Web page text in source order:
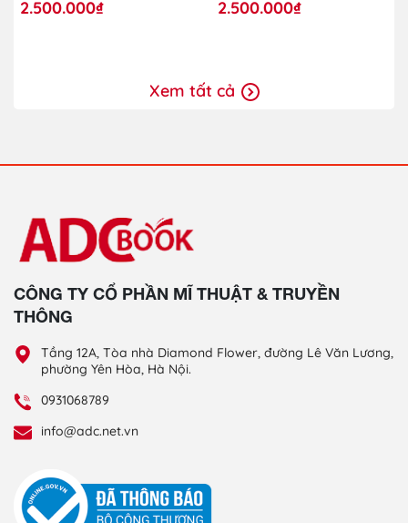
2.500.000₫ 2.500.000₫
Xem tất cả
CÔNG TY CỔ PHẦN MĨ THUẬT & TRUYỀN
THÔNG
Tầng 12A, Tòa nhà Diamond Flower, đường Lê Văn Lương,
phường Yên Hòa, Hà Nội.
0931068789
info@adc.net.vn